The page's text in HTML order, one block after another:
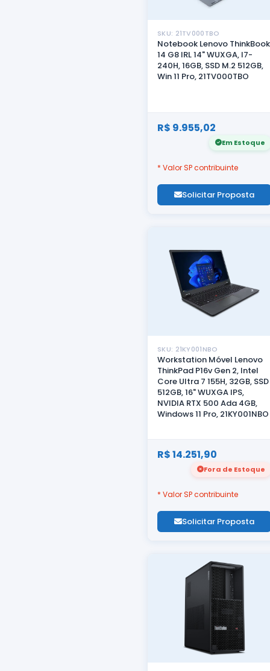
SKU: 21TV000TBO
Notebook Lenovo ThinkBook
14 G8 IRL 14" WUXGA, I7-
240H, 16GB, SSD M.2 512GB,
Win 11 Pro, 21TV000TBO
R$ 9.955,02
Em Estoque
* Valor SP contribuinte
Solicitar Proposta
SKU: 21KY001NBO
Workstation Móvel Lenovo
ThinkPad P16v Gen 2, Intel
Core Ultra 7 155H, 32GB, SSD
512GB, 16" WUXGA IPS,
NVIDIA RTX 500 Ada 4GB,
Windows 11 Pro, 21KY001NBO
R$ 14.251,90
Fora de Estoque
* Valor SP contribuinte
Solicitar Proposta